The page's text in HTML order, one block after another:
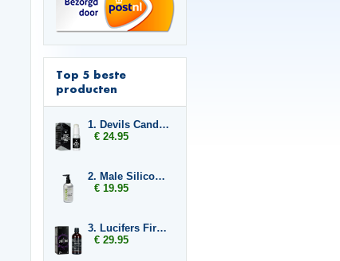
Top 5 beste
producten
1. Devils Candy Ejact Delay Gel
€ 24.95
2. Male Silicone Based 250ml
€ 19.95
3. Lucifers Fire Cocktail Mix
€ 29.95